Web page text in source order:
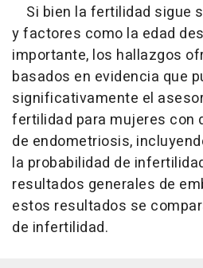
Si bien la fertilidad sigue
y factores como la edad
importante, los hallazgos
basados en evidencia que
significativamente el
fertilidad para mujeres con
de endometriosis,
la probabilidad de
resultados generales de
estos resultados se
de infertilidad.